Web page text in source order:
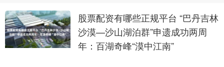
股票配资有哪些正规平台 “巴丹吉林
沙漠—沙山湖泊群”申遗成功两周
年：百湖奇峰“漠中江南”